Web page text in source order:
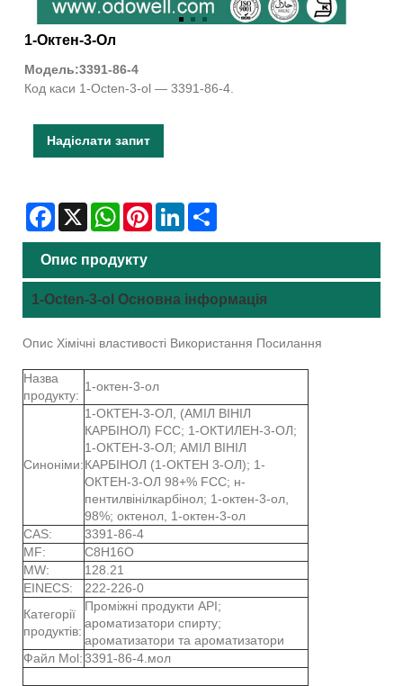
1-Октен-3-Ол
Модель:3391-86-4
Код каси 1-Octen-3-ol — 3391-86-4.
Надіслати запит
Facebook
X WhatsAppPinterestLinkedIn
Опис продукту
1-Octen-3-ol Основна інформація
Опис Хімічні властивості Використання Посилання
Назва
продукту:
1-октен-3-ол
Синоніми:
1-ОКТЕН-3-ОЛ, (АМІЛ ВІНІЛ
КАРБІНОЛ) FCC; 1-ОКТИЛЕН-3-ОЛ;
1-ОКТЕН-3-ОЛ; АМІЛ ВІНІЛ
КАРБІНОЛ (1-ОКТЕН 3-ОЛ); 1-
ОКТЕН-3-ОЛ 98+% FCC; н-
пентилвінілкарбінол; 1-октен-3-ол,
98%; октенол, 1-октен-3-ол
CAS:
3391-86-4
MF:
C8H16O
MW:
128.21
EINECS:
222-226-0
Категорії
продуктів:
Проміжні продукти API;
ароматизатори спирту;
ароматизатори та ароматизатори
Файл Mol:3391-86-4.мол